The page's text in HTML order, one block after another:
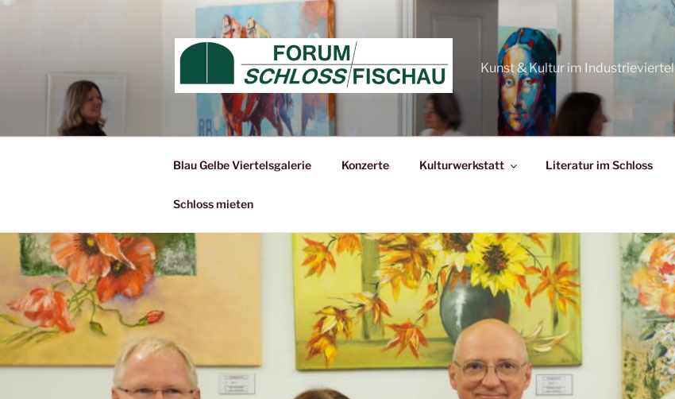
Zum
Kunst & Kultur im Industrieviertel
Blau Gelbe Viertelsgalerie Konzerte Kulturwerkstatt Literatur im Schloss
Schloss mieten